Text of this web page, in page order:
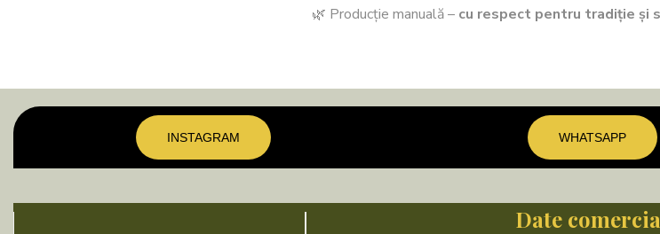
🌿 Producție manuală – cu respect pentru tradiție și
INSTAGRAM WHATSAPP
Date